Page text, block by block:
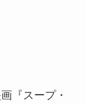
『スープ・